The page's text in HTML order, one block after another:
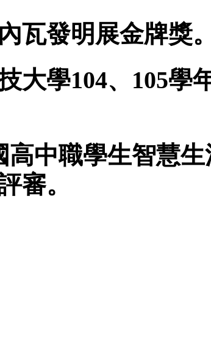
瓦發明展金牌獎
大學104、105學
高中職學生智慧
審。